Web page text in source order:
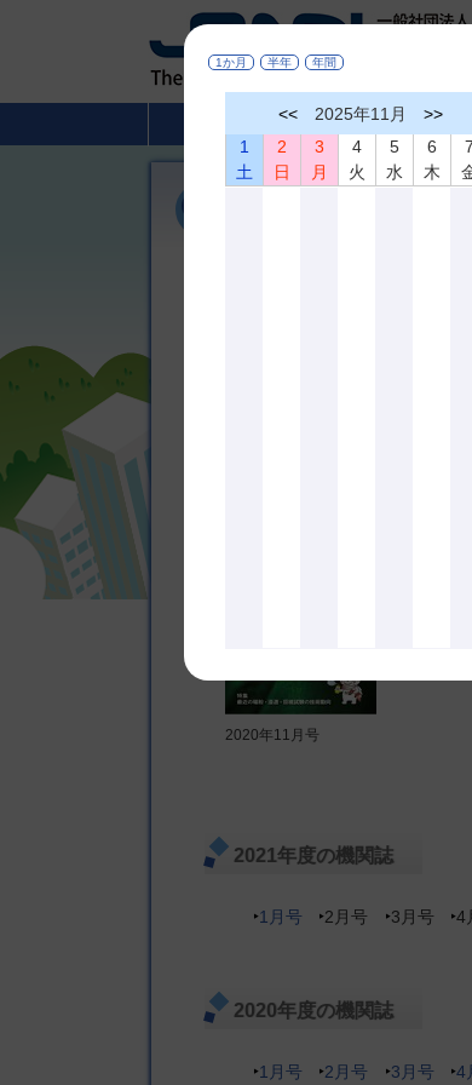
非破壊検査とは
2020年11月号
2021年度の機関誌
1月号 2月号 3月号 4
2020年度の機関誌
1月号 2月号 3月号 4
1か月 半年 年間
<< 2025年11月
>>
1
土
2
日
3
月
4
火
5
水
6
木
7